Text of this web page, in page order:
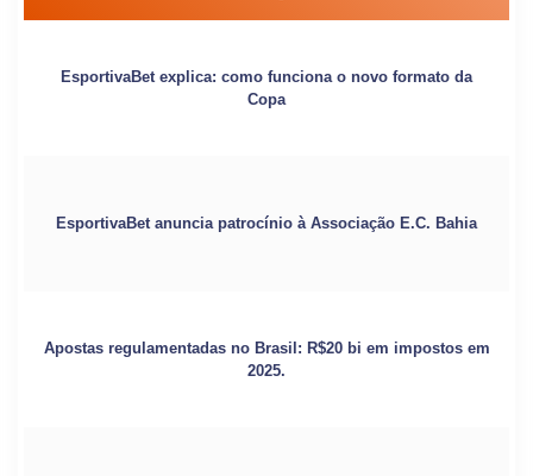
EsportivaBet explica: como funciona o novo formato da
Copa
EsportivaBet anuncia patrocínio à Associação E.C. Bahia
Apostas regulamentadas no Brasil: R$20 bi em impostos em
2025.